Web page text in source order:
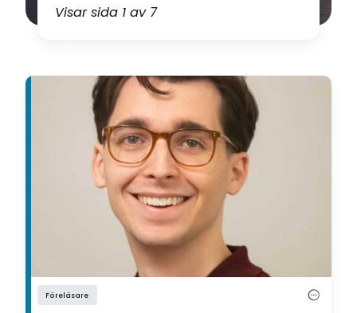
Visar sida 1 av 7
Föreläsare